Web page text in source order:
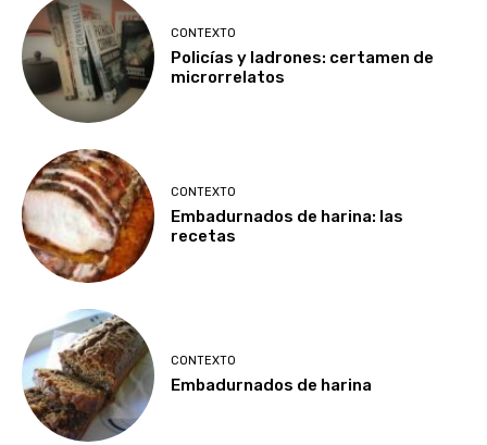
CONTEXTO
Policías y ladrones: certamen de
microrrelatos
CONTEXTO
Embadurnados de harina: las
recetas
CONTEXTO
Embadurnados de harina